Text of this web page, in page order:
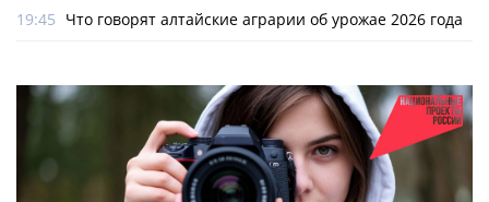
19:45 Что говорят алтайские аграрии об урожае 2026 года